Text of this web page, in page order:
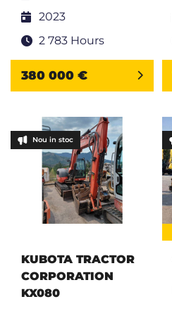
2023
2 783 Hours
380 000 €
Nou in stoc
KUBOTA TRACTOR
CORPORATION
KX080